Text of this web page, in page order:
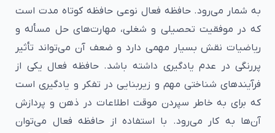
به شمار می‌رود. حافظه فعال نوعی حافظه کوتاه مدت است
که در موفقیت تحصیلی و شغلی، مهارت‌های حل مسأله و
ریاضیات نقش بسیار مهمی دارد و ضعف آن می‌تواند تأثیر
پررنگی در عدم یادگیری داشته باشد. حافظه فعال یکی از
فرآیندهای شناختی مهم و زیربنایی در تفکر و یادگیری است
که برای به خاطر سپردن موقت اطلاعات در ذهن و پردازش
آن‌ها به کار می‌رود. با استفاده از حافظه فعال می‌توان